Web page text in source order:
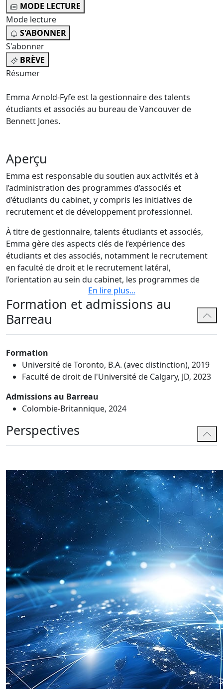
MODE LECTURE
Mode lecture
S'ABONNER
S'abonner
BRÈVE
Résumer
Emma Arnold-Fyfe est la gestionnaire des talents
étudiants et associés au bureau de Vancouver de
Bennett Jones.
Aperçu
Emma est responsable du soutien aux activités et à
l’administration des programmes d’associés et
d’étudiants du cabinet, y compris les initiatives de
recrutement et de développement professionnel.
À titre de gestionnaire, talents étudiants et associés,
Emma gère des aspects clés de l’expérience des
étudiants et des associés, notamment le recrutement
en faculté de droit et le recrutement latéral,
l’orientation au sein du cabinet, les programmes de
mentorat et la gestion de la performance.
Emma possède une solide compréhension de la
pratique juridique et du développement professionnel,
acquise grâce à son expérience dans un autre cabinet
d’avocats national et à son rôle d’associée en litige chez
Bennett Jones avant de passer à ce poste. Son
expérience lui permet d’offrir un soutien pratique et
éclairé aux étudiants et aux associés alors qu’ils
bâtissent leur carrière au sein du cabinet.
Reconnue pour son approche collaborative et
empathique, Emma s’engage à travailler en partenariat
avec les équipes de développement professionnel et de
avocats et des avocates tout en faisant progresser
l’engagement du cabinet envers l’excellence et le
leadership sur le marché juridique.
En lire plus...
Formation et admissions au
Barreau
Formation
Université de Toronto, B.A. (avec distinction), 2019
Faculté de droit de l'Université de Calgary, JD, 2023
Admissions au Barreau
Colombie-Britannique, 2024
Perspectives